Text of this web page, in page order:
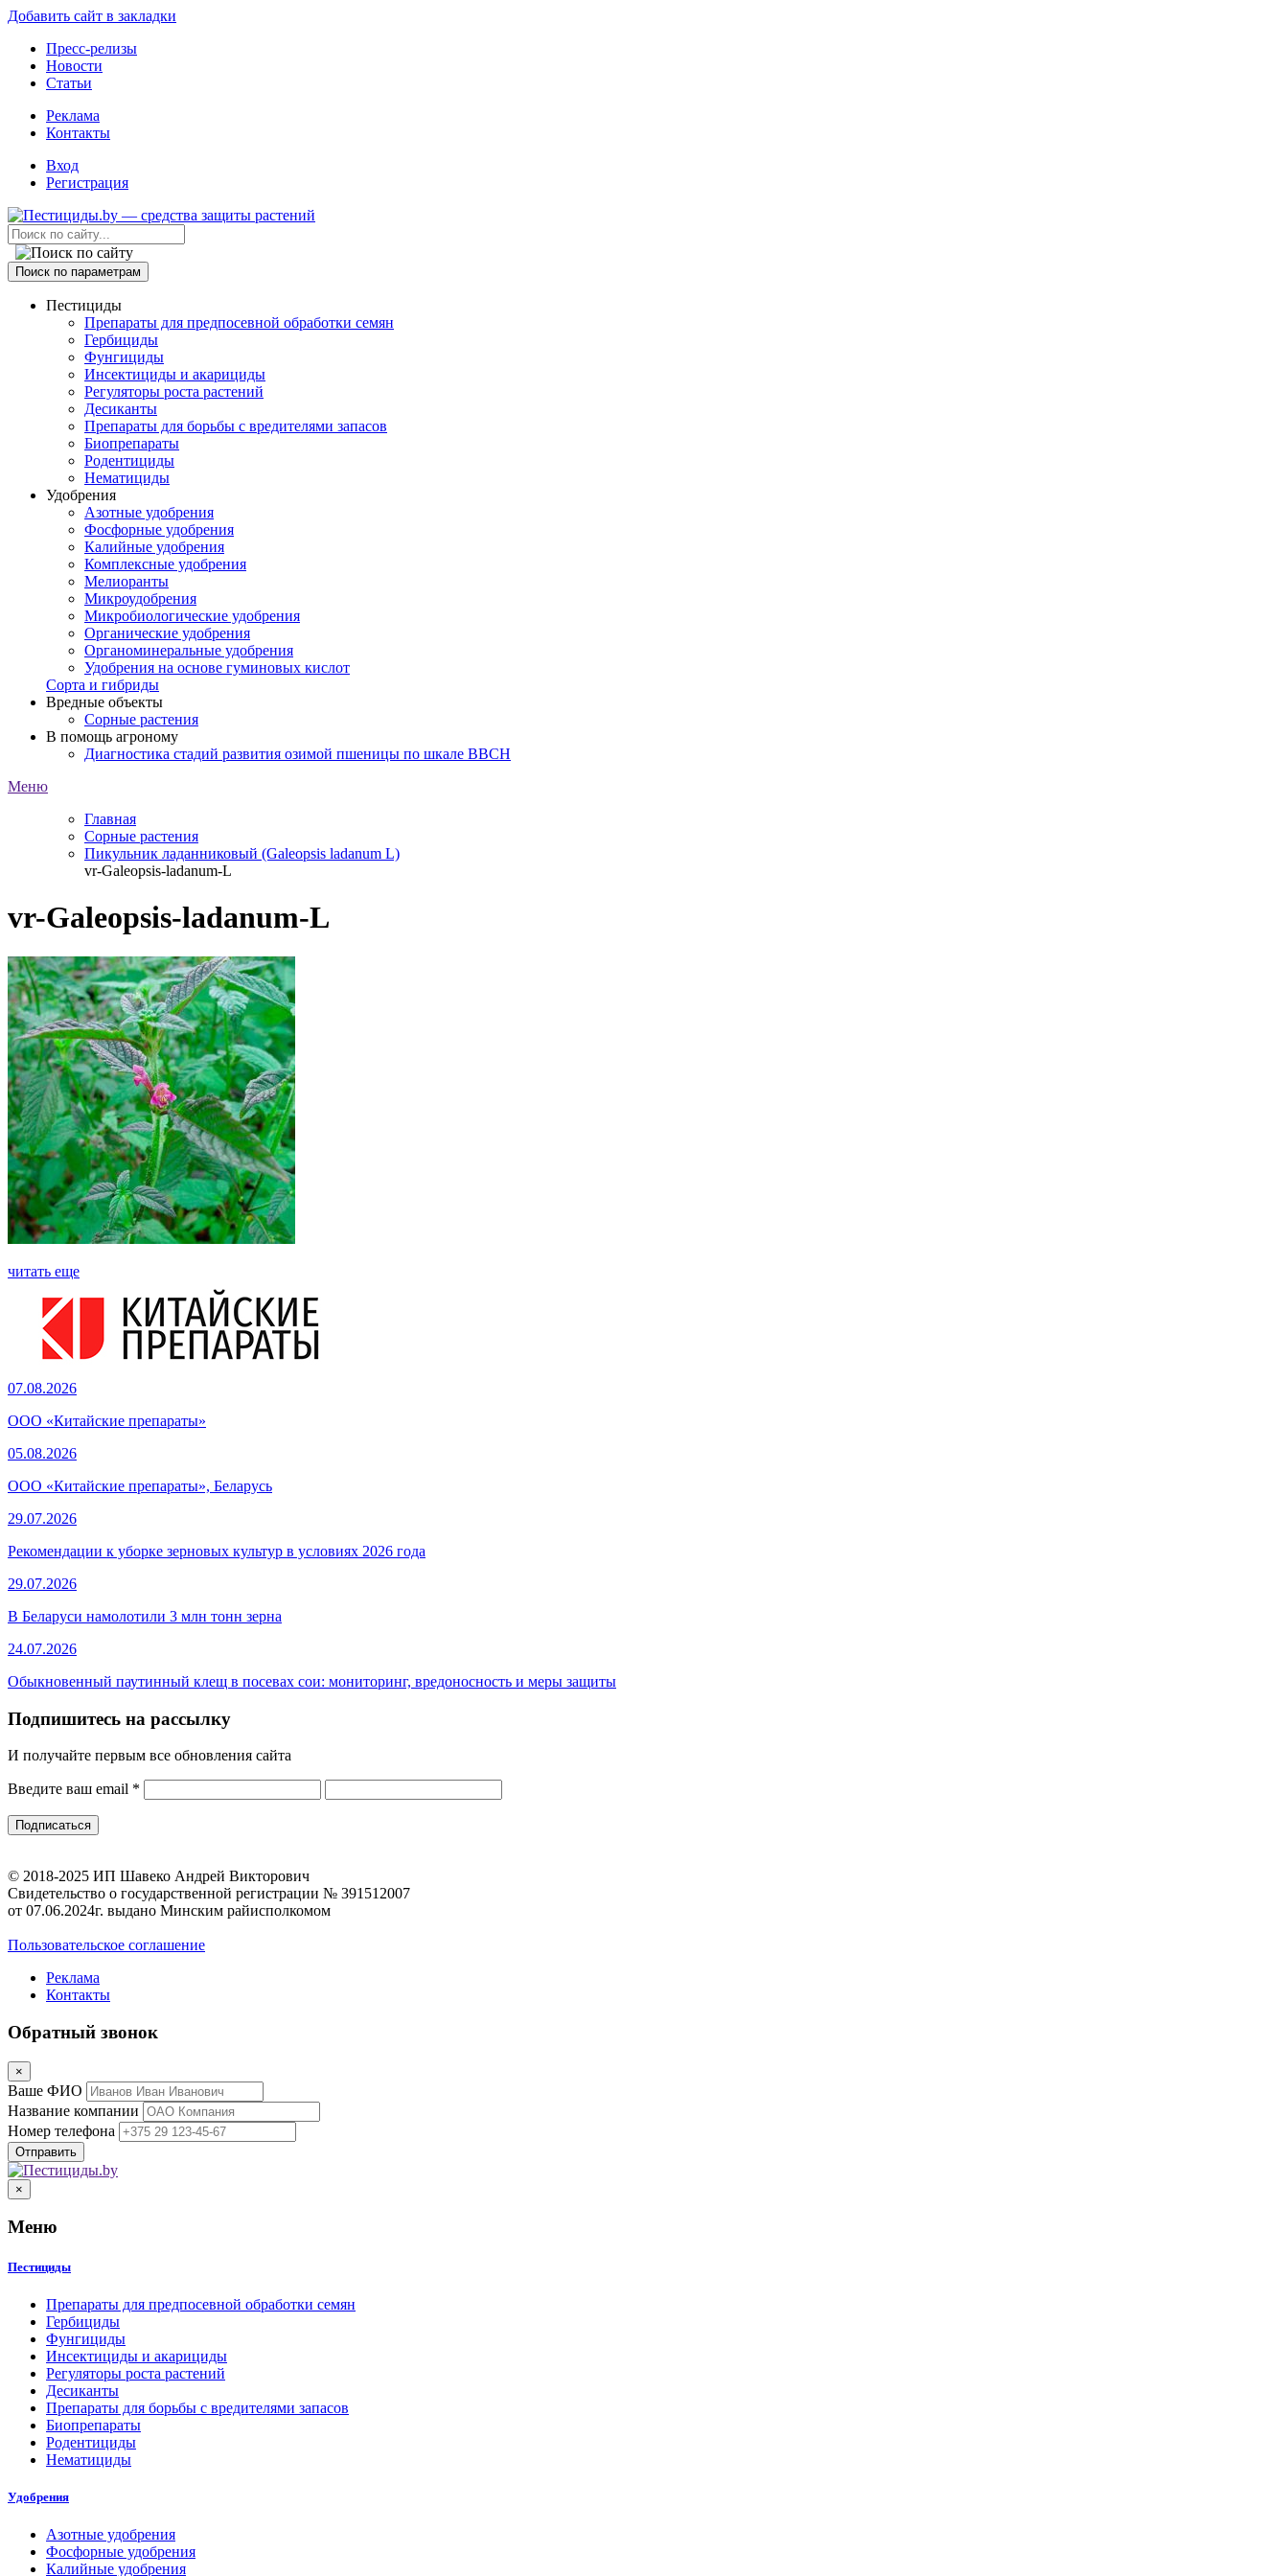
Добавить сайт в закладки
Пресс-релизы
Новости
Статьи
Реклама
Контакты
Вход
Регистрация
Поиск по параметрам
Пестициды
Препараты для предпосевной обработки семян
Гербициды
Фунгициды
Инсектициды и акарициды
Регуляторы роста растений
Десиканты
Препараты для борьбы с вредителями запасов
Биопрепараты
Родентициды
Нематициды
Удобрения
Азотные удобрения
Фосфорные удобрения
Калийные удобрения
Комплексные удобрения
Мелиоранты
Микроудобрения
Микробиологические удобрения
Органические удобрения
Органоминеральные удобрения
Удобрения на основе гуминовых кислот
Сорта и гибриды
Вредные объекты
Сорные растения
В помощь агроному
Диагностика стадий развития озимой пшеницы по шкале ВВСН
Меню
Главная
Сорные растения
Пикульник ладанниковый (Galeopsis ladanum L)
vr-Galeopsis-ladanum-L
vr-Galeopsis-ladanum-L
читать еще
07.08.2026
ООО «Китайские препараты»
05.08.2026
ООО «Китайские препараты», Беларусь
29.07.2026
Рекомендации к уборке зерновых культур в условиях 2026 года
29.07.2026
В Беларуси намолотили 3 млн тонн зерна
24.07.2026
Обыкновенный паутинный клещ в посевах сои: мониторинг, вредоносность и меры защиты
Подпишитесь на рассылку
И получайте первым все обновления сайта
Введите ваш email *
© 2018-2025 ИП Шавеко Андрей Викторович
Свидетельство о государственной регистрации № 391512007
от 07.06.2024г. выдано Минским райисполкомом
Пользовательское соглашение
Реклама
Контакты
Обратный звонок
×
Ваше ФИО
Название компании
Номер телефона
×
Меню
Пестициды
Препараты для предпосевной обработки семян
Гербициды
Фунгициды
Инсектициды и акарициды
Регуляторы роста растений
Десиканты
Препараты для борьбы с вредителями запасов
Биопрепараты
Родентициды
Нематициды
Удобрения
Азотные удобрения
Фосфорные удобрения
Калийные удобрения